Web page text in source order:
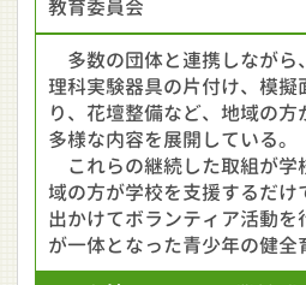
教育委員会
多数の団体と連携しながら
理科実験器具の片付け、模擬
り、花壇整備など、地域の
多様な内容を展開している。
これらの継続した取組が学
域の方が学校を支援するだけ
出かけてボランティア活動
が一体となった青少年の健全